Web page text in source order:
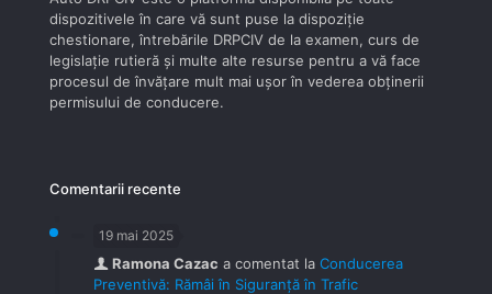
dispozitivele în care vă sunt puse la dispoziţie
chestionare, întrebările DRPCIV de la examen, curs de
legislaţie rutieră şi multe alte resurse pentru a vă face
procesul de învăţare mult mai uşor în vederea obţinerii
permisului de conducere.
Comentarii recente
19 mai 2025
Ramona Cazac a comentat la Conducerea
Preventivă: Rămâi în Siguranță în Trafic